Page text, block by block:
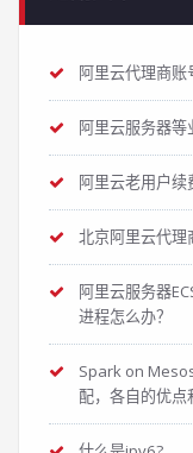
阿里云代理商账
阿里云服务器等
阿里云老用户续
北京阿里云代理
阿里云服务器
进程怎么办？
Spark on
配，各自的优点